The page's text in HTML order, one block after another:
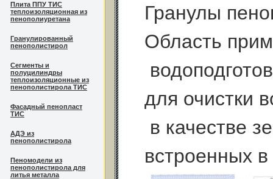
Плита ППУ ТИС
теплоизоляционная из
пенополиуретана
Гранулированный
пенополистирол
Сегменты и
полуцилиндры
теплоизоляционные из
пенополистирола ТИС
Фасадный пенопласт
ТИС
АДЭ из
пенополистирола
Пеномодели из
пенополистирола для
литья металла
Гранулы
Область
для очистки
в качестве
встроенных